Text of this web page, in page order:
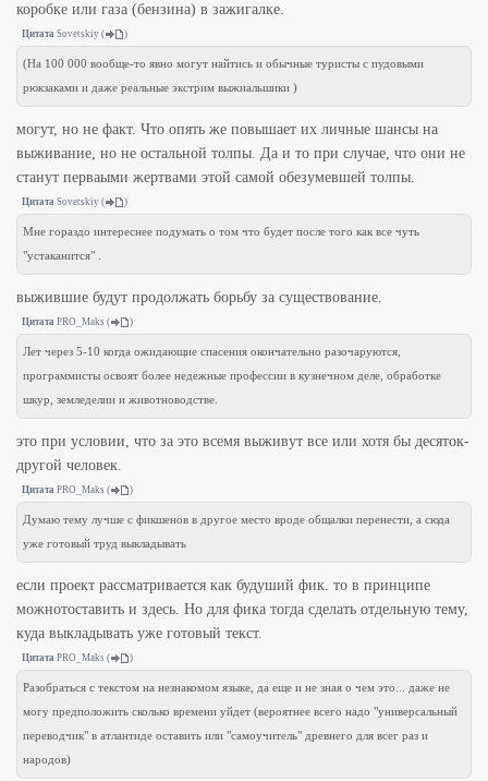
коробке или газа (бензина) в зажигалке.
Цитата Sovetskiy ( )
(На 100 000 вообще-то явно могут найтись и обычные туристы с пудовыми
рюкзаками и даже реальные экстрим выжиальшики )
могут, но не факт. Что опять же повышает их личные шансы на
выживание, но не остальной толпы. Да и то при случае, что они не
станут перваыми жертвами этой самой обезумевшей толпы.
Цитата Sovetskiy ( )
Мне гораздо интереснее подумать о том что будет после того как все чуть
"устаканится" .
выжившие будут продолжать борьбу за существование.
Цитата PRO_Maks ( )
Лет через 5-10 когда ожидающие спасения окончательно разочаруются,
программисты освоят более недежные профессии в кузнечном деле, обработке
шкур, земледелии и животноводстве.
это при условии, что за это всемя выживут все или хотя бы десяток-
другой человек.
Цитата PRO_Maks ( )
Думаю тему лучше с фикшенов в другое место вроде общалки перенести, а сюда
уже готовый труд выкладывать
если проект рассматривается как будуший фик. то в принципе
можнотоставить и здесь. Но для фика тогда сделать отдельную тему,
куда выкладывать уже готовый текст.
Цитата PRO_Maks ( )
Разобраться с текстом на незнакомом языке, да еще и не зная о чем это... даже не
могу предположить сколько времени уйдет (вероятнее всего надо "универсальный
переводчик" в атлантиде оставить или "самоучитель" древнего для всег раз и
народов)